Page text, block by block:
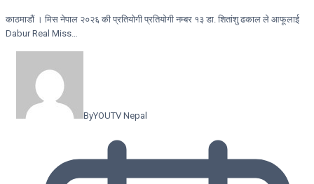
काठमाडौं । मिस नेपाल २०२६ की प्रतियोगी प्रतियोगी नम्बर १३ डा. शितांशु ढकाल ले आफूलाई
Dabur Real Miss…
ByYOUTV Nepal